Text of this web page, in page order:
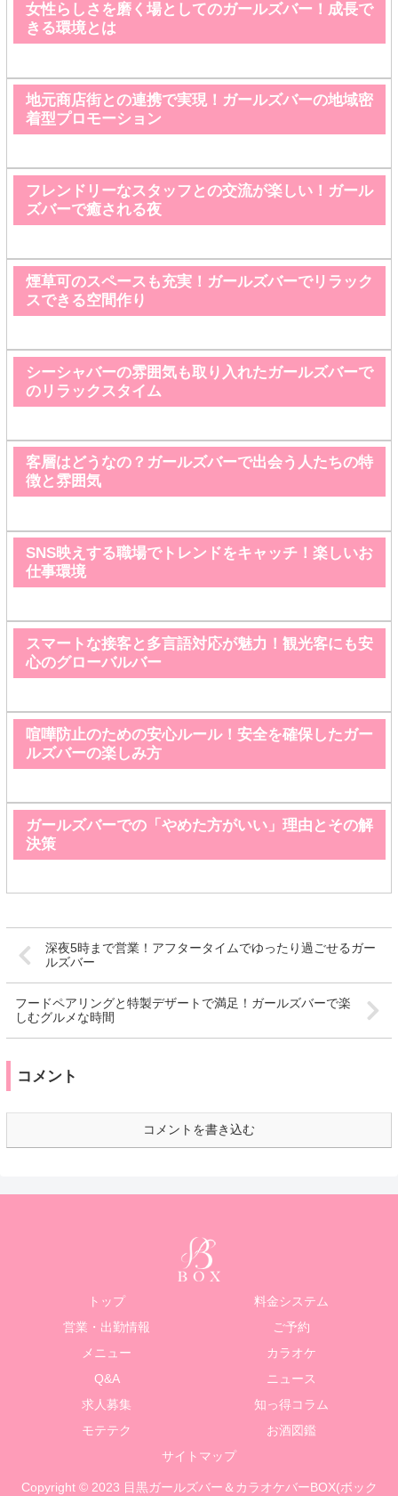
女性らしさを磨く場としてのガールズバー！成長で
きる環境とは
地元商店街との連携で実現！ガールズバーの地域密
着型プロモーション
フレンドリーなスタッフとの交流が楽しい！ガール
ズバーで癒される夜
煙草可のスペースも充実！ガールズバーでリラック
スできる空間作り
シーシャバーの雰囲気も取り入れたガールズバーで
のリラックスタイム
客層はどうなの？ガールズバーで出会う人たちの特
徴と雰囲気
SNS映えする職場でトレンドをキャッチ！楽しいお
仕事環境
スマートな接客と多言語対応が魅力！観光客にも安
心のグローバルバー
喧嘩防止のための安心ルール！安全を確保したガー
ルズバーの楽しみ方
ガールズバーでの「やめた方がいい」理由とその解
決策
深夜5時まで営業！アフタータイムでゆったり過ごせるガー
ルズバー
フードペアリングと特製デザートで満足！ガールズバーで楽
しむグルメな時間
コメント
コメントを書き込む
トップ
料金システム
営業・出勤情報
ご予約
メニュー
カラオケ
Q&A
ニュース
求人募集
知っ得コラム
モテテク
お酒図鑑
サイトマップ
Copyright © 2023 目黒ガールズバー＆カラオケバーBOX(ボック